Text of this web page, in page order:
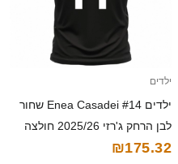
ילדים
ילדים Enea Casadei #14 שחור
לבן הרחק ג'רזי 2025/26 חולצה
קצרה
₪175.32